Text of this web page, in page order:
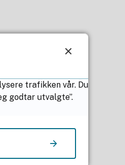
trafikken vår. Du
godtar utvalgte”.